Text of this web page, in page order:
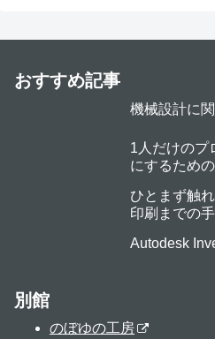
おすすめ記事
機械設計に
1人だけのプ
にするため
ひとまず触
印刷までの
Autodesk
別館
のぼゆの工房